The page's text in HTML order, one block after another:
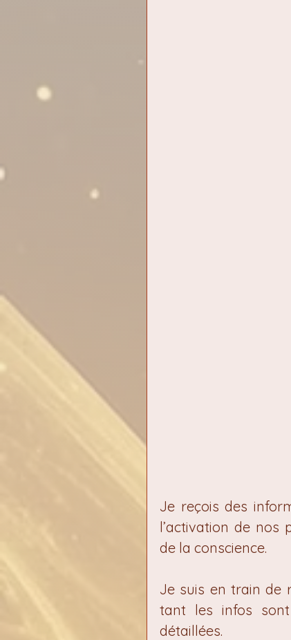
Je reçois des
l’activation de nos
de la conscience.
Je suis en train de
tant les infos sont
détaillées.